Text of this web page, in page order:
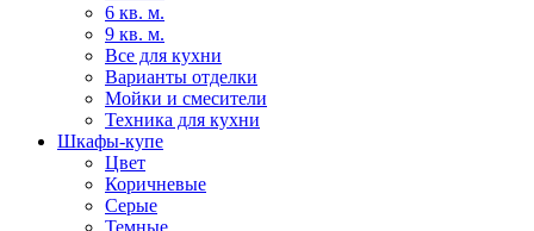
6 кв. м.
9 кв. м.
Все для кухни
Варианты отделки
Мойки и смесители
Техника для кухни
Шкафы-купе
Цвет
Коричневые
Серые
Темные